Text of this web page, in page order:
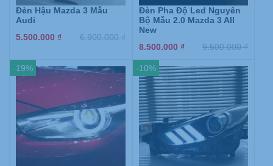
Đèn Hậu Mazda 3 Mẫu
Audi
6.900.000₫
5.500.000 ₫
Đèn Pha Độ Led Nguyên
Bộ Mẫu 2.0 Mazda 3 All
New
9.500.000₫
8.500.000 ₫
-19% -10%